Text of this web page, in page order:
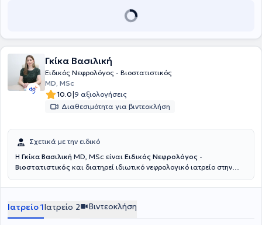
Γκίκα Βασιλική
Ειδικός Νεφρολόγος - Βιοστατιστικός
MD, MSc
10.0|9 αξιολογήσεις
Διαθεσιμότητα για βιντεοκλήση
Σχετικά με την ειδικό
Η Γκίκα Βασιλική MD, MSc είναι Ειδικός Νεφρολόγος -
Βιοστατιστικός
Καποδιστριακού Πανεπιστημίου Αθηνών, όπου απέκτησε και το
ειδικότητα του στη Νεφρολογία σε μεγάλα νοσοκομεία της Αθήνας,
όπως το Γενικό Νοσοκομείο Αθηνών "Γεώργιος Γεννηματάς", το
Ιατρείο 1Ιατρείο 2 Βιντεοκλήση